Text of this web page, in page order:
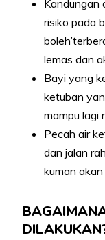
risiko pada
lemas dan
Bayi yang
ketuban
mampu lagi
Pecah air
dan jalan
kuman